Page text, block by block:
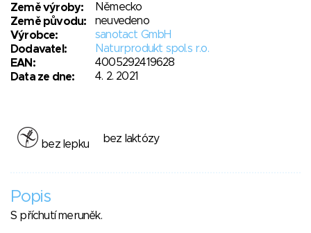
Země výroby:
Německo
Země původu:
neuvedeno
Výrobce:
sanotact GmbH
Dodavatel:
Naturprodukt spol.s r.o.
EAN:
4005292419628
Data ze dne:
4. 2. 2021
bez lepku bez laktózy
Popis
S příchutí meruněk.